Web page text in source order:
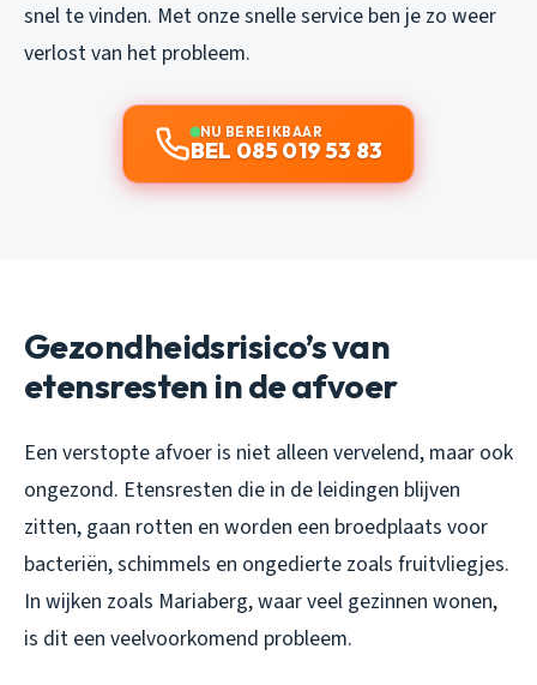
snel te vinden. Met onze snelle service ben je zo weer
verlost van het probleem.
NU BEREIKBAAR
BEL 085 019 53 83
Gezondheidsrisico’s van
etensresten in de afvoer
Een verstopte afvoer is niet alleen vervelend, maar ook
ongezond. Etensresten die in de leidingen blijven
zitten, gaan rotten en worden een broedplaats voor
bacteriën, schimmels en ongedierte zoals fruitvliegjes.
In wijken zoals Mariaberg, waar veel gezinnen wonen,
is dit een veelvoorkomend probleem.